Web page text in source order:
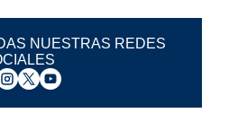
NUESTRAS REDES